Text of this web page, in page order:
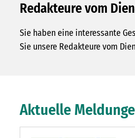
Redakteure vom
Sie haben eine interessante
Sie unsere Redakteure vom
Aktuelle